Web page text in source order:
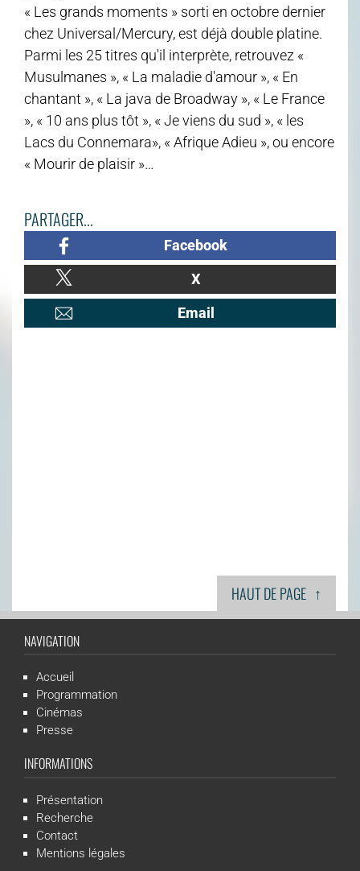
« Les grands moments » sorti en octobre dernier
chez Universal/Mercury, est déjà double platine.
Parmi les 25 titres qu'il interprète, retrouvez «
Musulmanes », « La maladie d'amour », « En
chantant », « La java de Broadway », « Le France
», « 10 ans plus tôt », « Je viens du sud », « les
Lacs du Connemara», « Afrique Adieu », ou encore
« Mourir de plaisir »…
PARTAGER...
Facebook
X
Email
HAUT DE PAGE ↑
NAVIGATION
Accueil
Programmation
Cinémas
Presse
INFORMATIONS
Présentation
Recherche
Contact
Mentions légales